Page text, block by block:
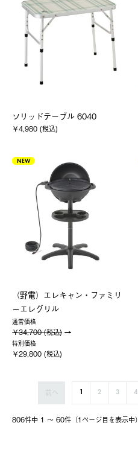
ソリッドテーブル 6040
￥4,980 (税込)
NEW
（野電）エレキャン・ファミリ
ーエレグリル
通常価格
￥34,700 (税込)
特別価格
￥29,800 (税込)
806件中 1 〜 60件（1ページ⽬を表⽰中）
前へ 1 2 3 4